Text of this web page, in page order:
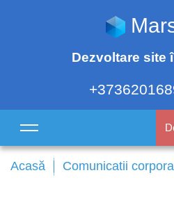
Dezvoltare site
Acasă Comunicatii